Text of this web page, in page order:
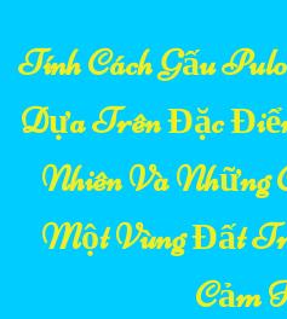
Tính Cách Gấu
Dựa Trên Đặc
Nhiên Và Những
Một Vùng Đất
Cảm